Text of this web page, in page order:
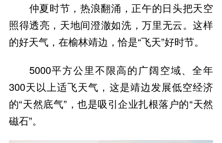
仲夏时节，热浪翻涌，正午的日头把天空
照得透亮，天地间澄澈如洗，万里无云。这样
的好天气，在榆林靖边，恰是“飞天”好时节。
5000平方公里不限高的广阔空域、全年
300天以上适飞天气，这是靖边发展低空经济
的“天然底气”，也是吸引企业扎根落户的“天然
磁石”。